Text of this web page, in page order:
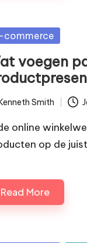
commerce
voegen
Smith
online
op de
Read More